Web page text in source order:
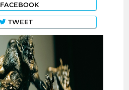
FACEBOOK
TWEET